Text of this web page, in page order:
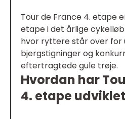
Tour de France 4. etape
etape i det årlige
hvor ryttere står over for
bjergstigninger og
eftertragtede gule trøje.
Hvordan har
4. etape